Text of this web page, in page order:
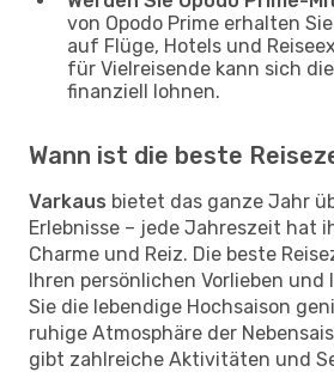
von Opodo Prime erhalten
auf Flüge, Hotels und
für Vielreisende kann sich
finanziell lohnen.
Wann ist die beste
Varkaus bietet das ganze Jahr
Erlebnisse – jede Jahreszeit hat
Charme und Reiz. Die beste
Ihren persönlichen Vorlieben und
Sie die lebendige Hochsaison
ruhige Atmosphäre der
gibt zahlreiche Aktivitäten und